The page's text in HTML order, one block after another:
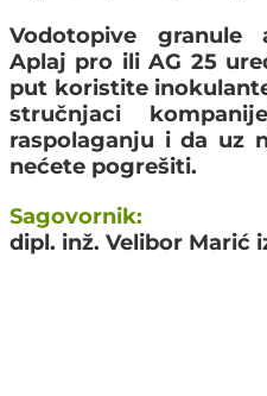
Vodotopive granule
Aplaj pro ili AG 25
put koristite
stručnjaci
raspolaganju i da uz
nećete pogrešiti.
Sagovornik:
dipl. inž. Velibor Marić